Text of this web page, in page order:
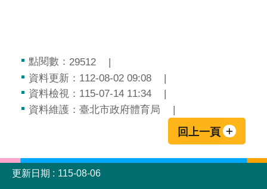
點閱數： 29512
資料更新：112-08-02 09:08
資料檢視：115-07-14 11:34
資料維護：臺北市政府體育局
回上一頁
:::
更新日期
115-08-06